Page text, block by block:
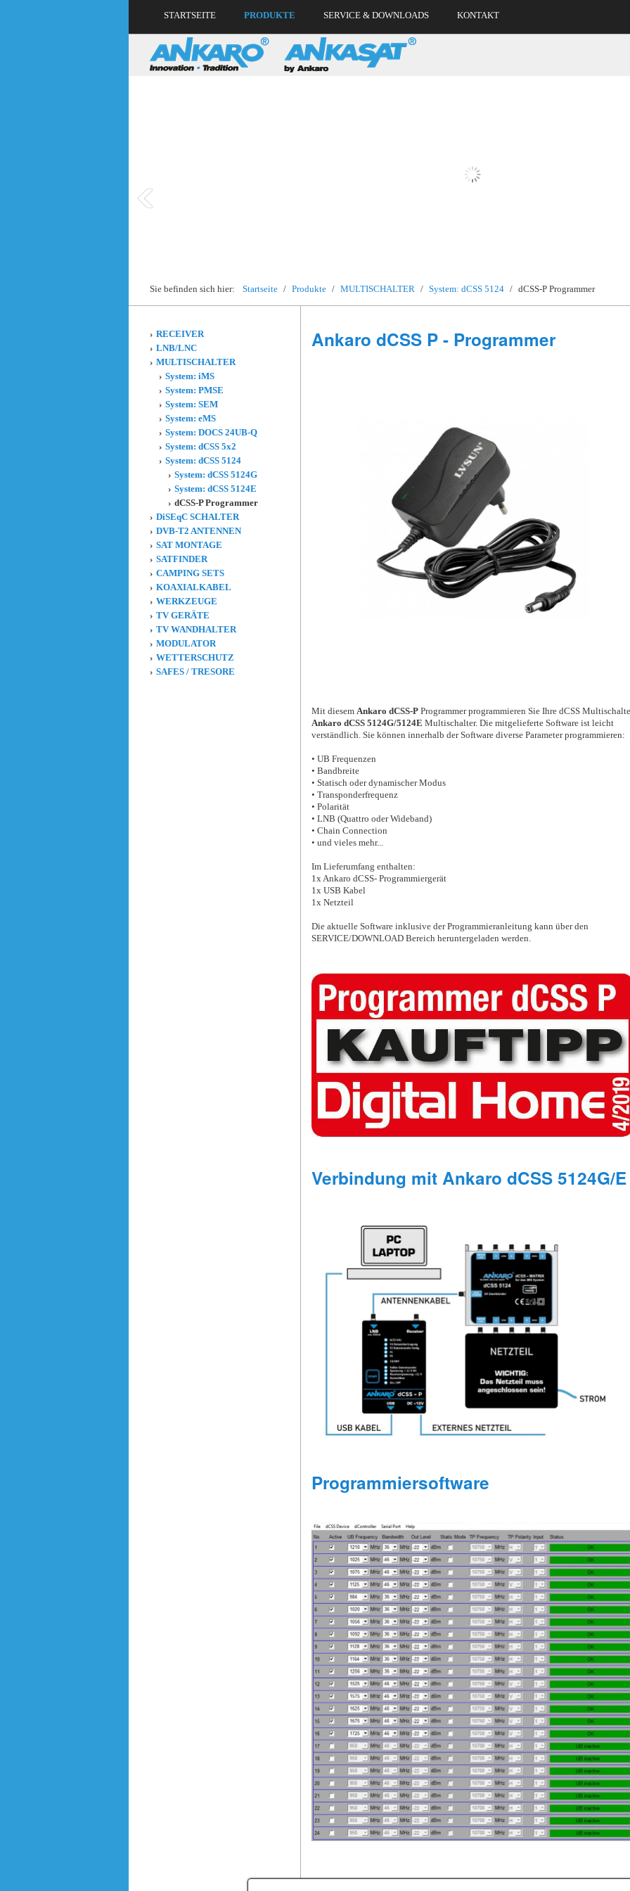
STARTSEITE PRODUKTE SERVICE & DOWNLOADS KONTAKT
Sie befinden sich hier: Startseite / Produkte / MULTISCHALTER / System: dCSS 5124 / dCSS-P Programmer
RECEIVER
LNB/LNC
MULTISCHALTER
System: iMS
System: PMSE
System: SEM
System: eMS
System: DOCS 24UB-Q
System: dCSS 5x2
System: dCSS 5124
System: dCSS 5124G
System: dCSS 5124E
dCSS-P Programmer
DiSEqC SCHALTER
DVB-T2 ANTENNEN
SAT MONTAGE
SATFINDER
CAMPING SETS
KOAXIALKABEL
WERKZEUGE
TV GERÄTE
TV WANDHALTER
MODULATOR
WETTERSCHUTZ
SAFES / TRESORE
Ankaro dCSS P - Programmer
Mit diesem Ankaro dCSS-P Programmer programmieren Sie Ihre dCSS
Ankaro dCSS 5124G/5124E Multischalter. Die mitgelieferte Software ist leicht
verständlich. Sie können innerhalb der Software diverse Parameter programmieren:
• UB Frequenzen
• Bandbreite
• Statisch oder dynamischer Modus
• Transponderfrequenz
• Polarität
• LNB (Quattro oder Wideband)
• Chain Connection
• und vieles mehr...
Im Lieferumfang enthalten:
1x Ankaro dCSS- Programmiergerät
1x USB Kabel
1x Netzteil
Die aktuelle Software inklusive der Programmieranleitung kann über den
SERVICE/DOWNLOAD Bereich heruntergeladen werden.
Verbindung mit Ankaro dCSS 5124G/E
Programmiersoftware